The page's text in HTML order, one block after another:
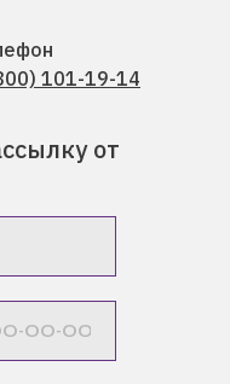
от
101-19-14